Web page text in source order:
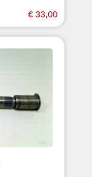
€ 33,00